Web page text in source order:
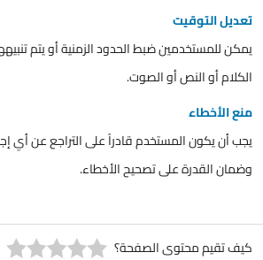
تعديل التوقيت
يمكن للمستخدمين ضبط الحدود الزمنية أو يتم
الكلام أو النص أو الصوت.
منع الأخطاء
يجب أن يكون المستخدم قادراً على التراجع عن أي
وضمان القدرة على تصحيح الأخطاء.
كيف تقيم محتوى الصفحة؟